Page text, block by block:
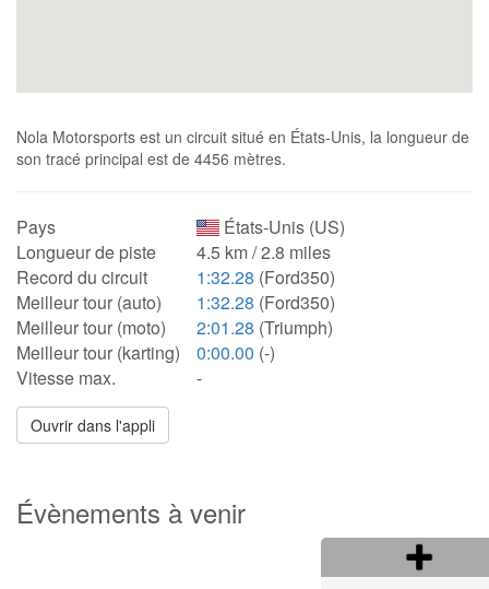
Nola Motorsports est un circuit situé en États-Unis, la longueur de
son tracé principal est de 4456 mètres.
Pays
États-Unis (US)
Longueur de piste
4.5 km / 2.8 miles
Record du circuit
1:32.28 (Ford350)
Meilleur tour (auto)
1:32.28 (Ford350)
Meilleur tour (moto)
2:01.28 (Triumph)
Meilleur tour (karting)
0:00.00 (-)
Vitesse max.
-
Ouvrir dans l'appli
Évènements à venir